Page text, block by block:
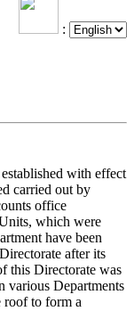
:
with effect
carried out by
office
which were
have been
after its
this Directorate was
various Departments
roof to form a